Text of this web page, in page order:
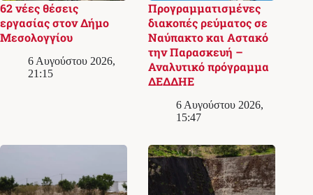
62 νέες θέσεις
εργασίας στον Δήμο
Μεσολογγίου
6 Αυγούστου 2026,
21:15
Προγραμματισμένες
διακοπές ρεύματος σε
Ναύπακτο και Αστακό
την Παρασκευή –
Αναλυτικό πρόγραμμα
ΔΕΔΔΗΕ
6 Αυγούστου 2026,
15:47